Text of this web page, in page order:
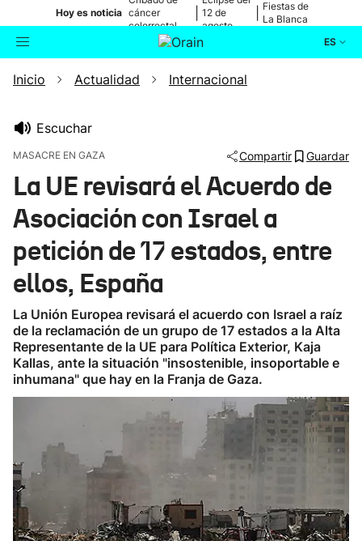
Hoy es noticia cáncer
colorrectal
12 de
agosto
Fiestas de
La Blanca
ES
Buscador Actualidad
Ikusmiran
Eguraldia
Inicio Actualidad Internacional
Escuchar
MASACRE EN GAZA Compartir Guardar
La UE revisará el Acuerdo de
Asociación con Israel a
petición de 17 estados, entre
ellos, España
La Unión Europea revisará el acuerdo con Israel a raíz
de la reclamación de un grupo de 17 estados a la Alta
Representante de la UE para Política Exterior, Kaja
Kallas, ante la situación "insostenible, insoportable e
inhumana" que hay en la Franja de Gaza.